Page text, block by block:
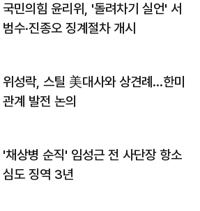
국민의힘 윤리위, '돌려차기 실언' 서
범수·진종오 징계절차 개시
위성락, 스틸 美대사와 상견례…한미
관계 발전 논의
'채상병 순직' 임성근 전 사단장 항소
심도 징역 3년